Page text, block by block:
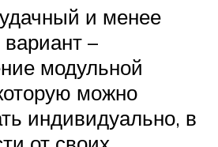
и менее
–
модульной
можно
индивидуально, в